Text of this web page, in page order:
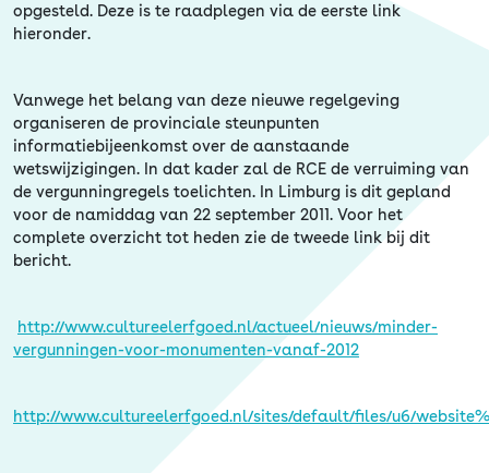
opgesteld. Deze is te raadplegen via de eerste link
hieronder.
Vanwege het belang van deze nieuwe regelgeving
organiseren de provinciale steunpunten
informatiebijeenkomst over de aanstaande
wetswijzigingen. In dat kader zal de RCE de verruiming van
de vergunningregels toelichten. In Limburg is dit gepland
voor de namiddag van 22 september 2011. Voor het
complete overzicht tot heden zie de tweede link bij dit
bericht.
http://www.cultureelerfgoed.nl/actueel/nieuws/minder-
vergunningen-voor-monumenten-vanaf-2012
http://www.cultureelerfgoed.nl/sites/default/files/u6/